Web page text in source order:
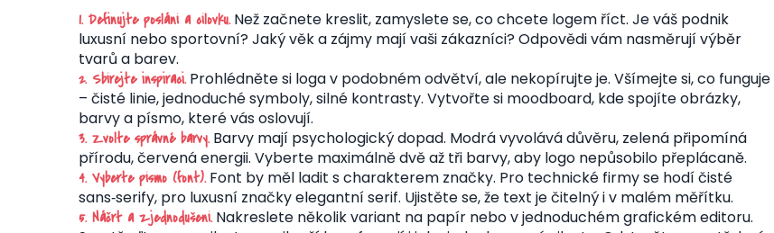
1. Definujte poslání a cílovku.Než začnete kreslit, zamyslete se, co chcete logem říct. Je váš podnik
luxusní nebo sportovní? Jaký věk a zájmy mají vaši zákazníci? Odpovědi vám nasměrují výběr
tvarů a barev.
2. Sbírejte inspiraci.Prohlédněte si loga v podobném odvětví, ale nekopírujte je. Všímejte si, co funguje
– čisté linie, jednoduché symboly, silné kontrasty. Vytvořte si moodboard, kde spojíte obrázky,
barvy a písmo, které vás oslovují.
3. Zvolte správné barvy.Barvy mají psychologický dopad. Modrá vyvolává důvěru, zelená připomíná
přírodu, červená energii. Vyberte maximálně dvě až tři barvy, aby logo nepůsobilo přeplácaně.
4. Vyberte písmo (font).Font by měl ladit s charakterem značky. Pro technické firmy se hodí čisté
sans‑serify, pro luxusní značky elegantní serif. Ujistěte se, že text je čitelný i v malém měřítku.
5. Náčrt a zjednodušení.Nakreslete několik variant na papír nebo v jednoduchém grafickém editoru.